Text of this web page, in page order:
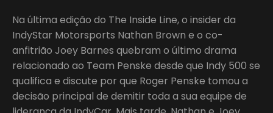
Na última edição do The Inside Line, o insider da
IndyStar Motorsports Nathan Brown e o co-
anfitrião Joey Barnes quebram o último drama
relacionado ao Team Penske desde que Indy 500 se
qualifica e discute por que Roger Penske tomou a
decisão principal de demitir toda a sua equipe de